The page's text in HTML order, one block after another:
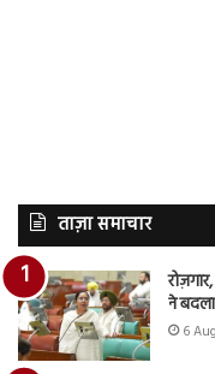
ताज़ा समाचार
ने
6